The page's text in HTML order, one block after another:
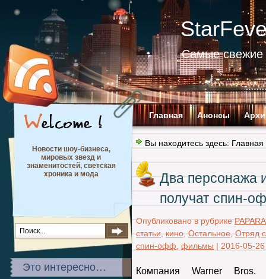
Самые свежие
Главная Анонсы
Новости шоу-бизнеса,
мировых звезд и
знаменитостей, светская
хроника и мода
Это интересно…
Вы находитесь здесь: Главная
Два персонажа
получат спин-
Опубликовано в рубрике
статьи кино Остальное Отряд
спин-офф фильмы | 2016-05-26
Компания Warner Bros.